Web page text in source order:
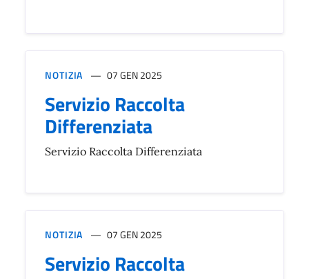
NOTIZIA 07 GEN 2025
Servizio Raccolta
Differenziata
Servizio Raccolta Differenziata
NOTIZIA 07 GEN 2025
Servizio Raccolta